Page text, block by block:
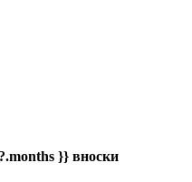
}} вноски